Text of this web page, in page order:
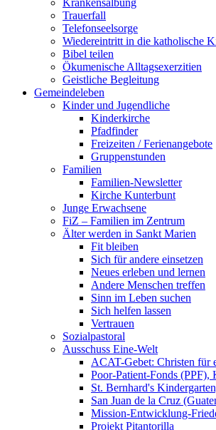
Krankensalbung
Trauerfall
Telefonseelsorge
Wiedereintritt in die katholische
Bibel teilen
Ökumenische Alltagsexerzitien
Geistliche Begleitung
Gemeindeleben
Kinder und Jugendliche
Kinderkirche
Pfadfinder
Freizeiten / Ferienangebote
Gruppenstunden
Familien
Familien-Newsletter
Kirche Kunterbunt
Junge Erwachsene
FiZ – Familien im Zentrum
Älter werden in Sankt Marien
Fit bleiben
Sich für andere einsetzen
Neues erleben und lernen
Andere Menschen treffen
Sinn im Leben suchen
Sich helfen lassen
Vertrauen
Sozialpastoral
Ausschuss Eine-Welt
ACAT-Gebet: Christen für
Poor-Patient-Fonds (PPF),
St. Bernhard's
San Juan de la Cruz
Mission-Entwicklung-
Projekt Pitantorilla